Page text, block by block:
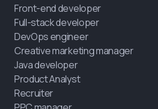
Front-end developer
Full-stack developer
DevOps engineer
Creative marketing manager
Java developer
Product Analyst
Recruiter